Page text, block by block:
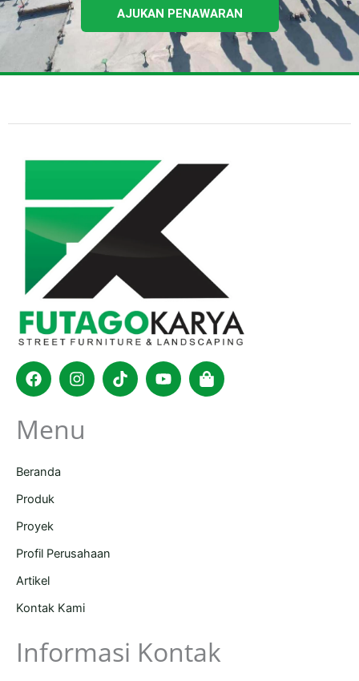
AJUKAN PENAWARAN
FacebookInstagram
TiktokYoutubeShopping-
bag
Menu
Beranda
Produk
Proyek
Profil Perusahaan
Artikel
Kontak Kami
Informasi Kontak